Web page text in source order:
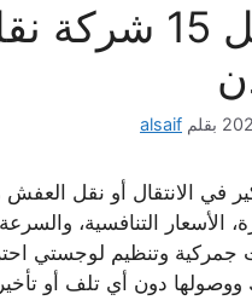
افضل 15
بقلم alsaif
في الانتقال أو نقل
الأسعار التنافسية،
جمركية وتنظيم لوجستي
ووصولها دون أي تلف أو